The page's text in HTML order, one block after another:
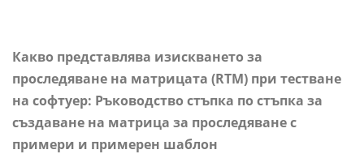
Какво представлява изискването за
проследяване на матрицата (RTM) при тестване
на софтуер: Ръководство стъпка по стъпка за
създаване на матрица за проследяване с
примери и примерен шаблон